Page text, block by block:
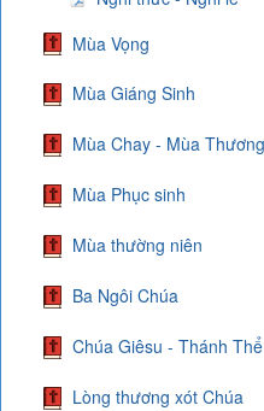
Mùa Vọng
Mùa Giáng Sinh
Mùa Chay - Mùa
Mùa Phục sinh
Mùa thường niên
Ba Ngôi Chúa
Chúa Giêsu - Thánh Thể
Lòng thương xót Chúa